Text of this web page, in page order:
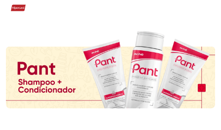
Hipercard
Promoção em Destaque